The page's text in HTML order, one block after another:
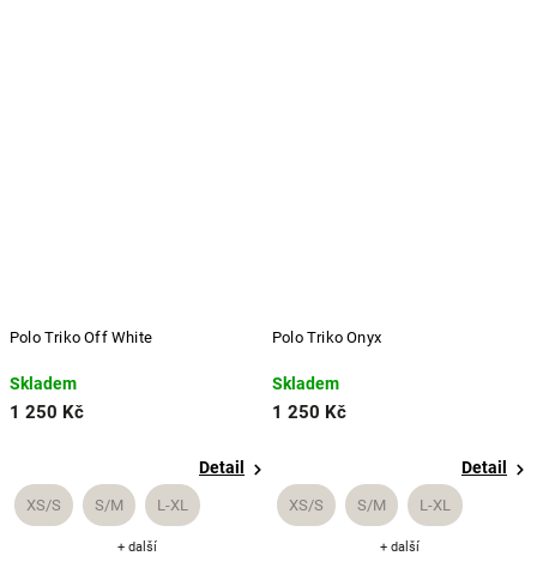
Polo Triko Off White
Skladem
1 250 Kč
Detail
XS/S S/M L-XL
+ další
Polo Triko Onyx
Skladem
1 250 Kč
Detail
XS/S S/M L-XL
+ další